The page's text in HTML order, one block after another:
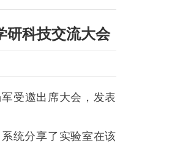
研科技交流大会
受邀出席大会，发表
统分享了实验室在该